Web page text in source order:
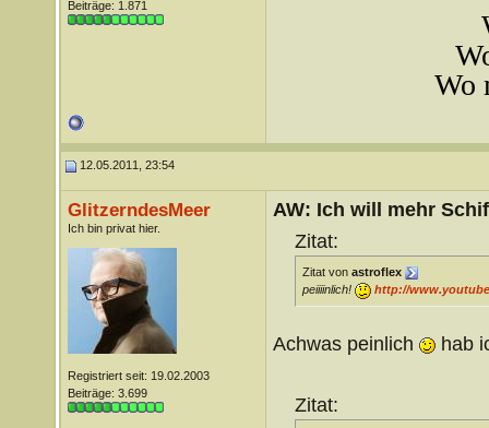
Beiträge: 1.871
Wo
12.05.2011, 23:54
GlitzerndesMeer
Ich bin privat hier.
Registriert seit: 19.02.2003
Beiträge: 3.699
AW: Ich will mehr
Zitat:
Zitat von astroflex
peiiiinlich!
http://
Achwas peinlich hab
Zitat: